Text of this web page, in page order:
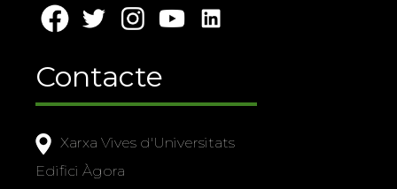
Contacte
Xarxa Vives d'Universitats
Edifici Àgora